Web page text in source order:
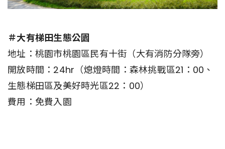
＃大有梯田生態公園
地址：桃園市桃園區民有十街（大有消防分隊旁）
開放時間：24hr（熄燈時間：森林挑戰區21：00、
生態梯田區及美好時光區22：00）
費用：免費入園